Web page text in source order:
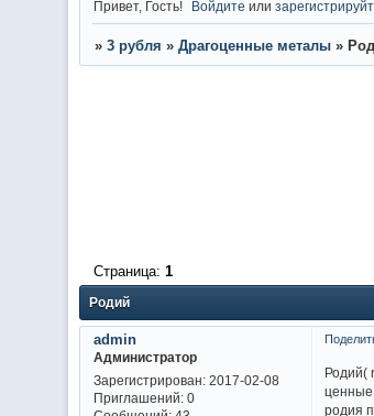
Привет, Гость! Войдите или
» 3 рубля » Драгоценные металы »
Родий
Страница: 1
admin
Администратор
Зарегистрирован: 2017-02-08
Приглашений:0
Родий(
ценные
родия